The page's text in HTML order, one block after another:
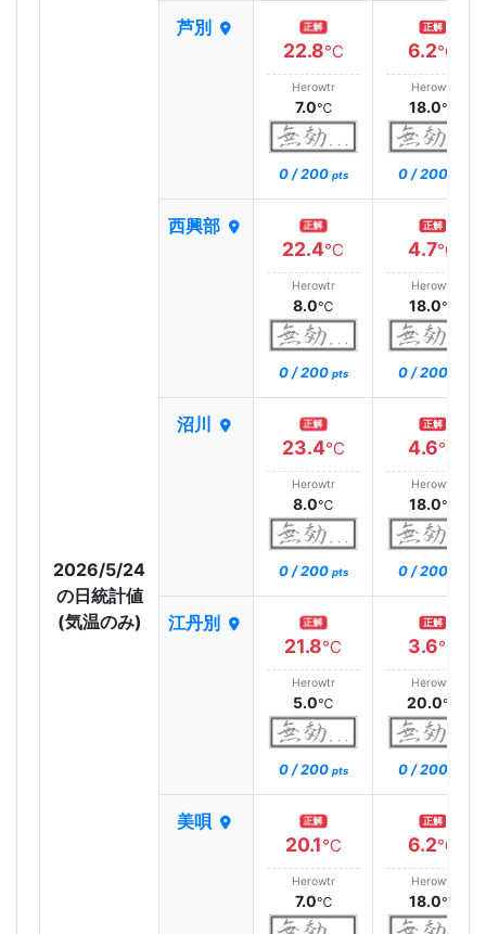
2026/5/24
の日統計値
(気温のみ)
芦別 正解
22.8℃
Herowtr
7.0℃
0 / 200 pts
正解
6.2℃
Herowtr
18.0℃
0 / 200
西興部 正解
22.4℃
Herowtr
8.0℃
0 / 200 pts
正解
4.7℃
Herowtr
18.0℃
0 / 200
沼川 正解
23.4℃
Herowtr
8.0℃
0 / 200 pts
正解
4.6℃
Herowtr
18.0℃
0 / 200
江丹別 正解
21.8℃
Herowtr
5.0℃
0 / 200 pts
正解
3.6℃
Herowtr
20.0℃
0 / 200
美唄 正解
20.1℃
Herowtr
7.0℃
正解
6.2℃
Herowtr
18.0℃